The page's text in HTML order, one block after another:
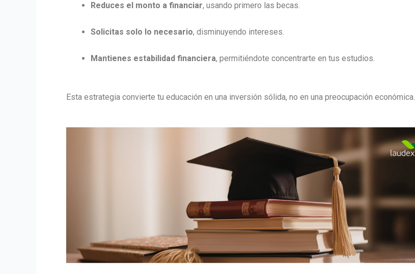
Reduces el monto a financiar, usando primero las becas.
Solicitas solo lo necesario, disminuyendo intereses.
Mantienes estabilidad financiera, permitiéndote concentrarte en tus estudios.
Esta estrategia convierte tu educación en una inversión sólida, no en una preocupación económica.